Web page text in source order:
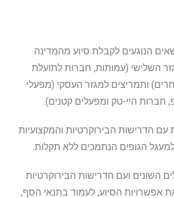
הנוגעים לקבלת סיוע מהמדינה
השלישי (עמותות, חברות לתועלת
ותמריצים למגזר העסקי (מפעלי
היי-טק ומפעלים קטנים).
עם הדרישות הבירוקרטיות והמקצועיות
הגופים הנתמכים ללא תקלות.
השונים ועם הדרישות הבירוקרטיות
הסיוע, לעמוד בתנאי הסף,